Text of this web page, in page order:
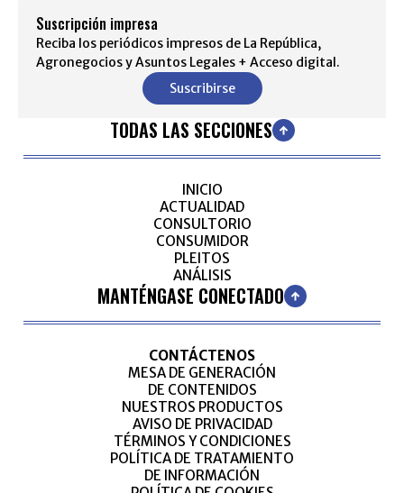
Suscripción impresa
Reciba los periódicos impresos de La República,
Agronegocios y Asuntos Legales + Acceso digital.
Suscribirse
TODAS LAS SECCIONES
INICIO
ACTUALIDAD
CONSULTORIO
CONSUMIDOR
PLEITOS
ANÁLISIS
MANTÉNGASE CONECTADO
CONTÁCTENOS
MESA DE GENERACIÓN
DE CONTENIDOS
NUESTROS PRODUCTOS
AVISO DE PRIVACIDAD
TÉRMINOS Y CONDICIONES
POLÍTICA DE TRATAMIENTO
DE INFORMACIÓN